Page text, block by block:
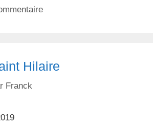
Hilaire
Franck